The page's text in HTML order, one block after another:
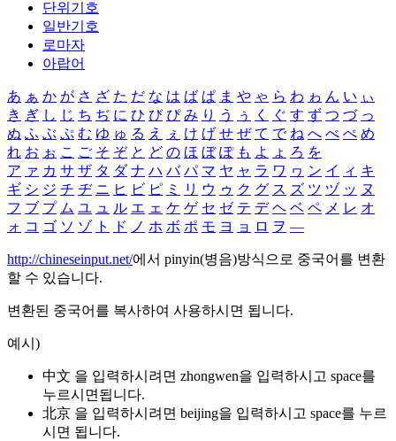
단위기호
일반기호
로마자
아랍어
あ ぁ か が さ ざ た だ な は ば ぱ ま や ゃ ら わ ゎ ん い ぃ
き ぎ し じ ち ぢ に ひ び ぴ み り う ぅ く ぐ す ず つ づ っ
ぬ ふ ぶ ぷ む ゆ ゅ る え ぇ け げ せ ぜ て で ね へ べ ぺ め
れ お ぉ こ ご そ ぞ と ど の ほ ぼ ぽ も よ ょ ろ を
ア ァ カ サ ザ タ ダ ナ ハ バ パ マ ヤ ャ ラ ワ ヮ ン イ ィ キ
ギ シ ジ チ ヂ ニ ヒ ビ ピ ミ リ ウ ゥ ク グ ス ズ ツ ヅ ッ ヌ
フ ブ プ ム ユ ュ ル エ ェ ケ ゲ セ ゼ テ デ ヘ ベ ペ メ レ オ
ォ コ ゴ ソ ゾ ト ド ノ ホ ボ ポ モ ヨ ョ ロ ヲ ―
http://chineseinput.net/에서 pinyin(병음)방식으로 중국어를 변환
할 수 있습니다.
변환된 중국어를 복사하여 사용하시면 됩니다.
예시)
中文 을 입력하시려면 zhongwen을 입력하시고 space를
누르시면됩니다.
北京 을 입력하시려면 beijing을 입력하시고 space를 누르
시면 됩니다.